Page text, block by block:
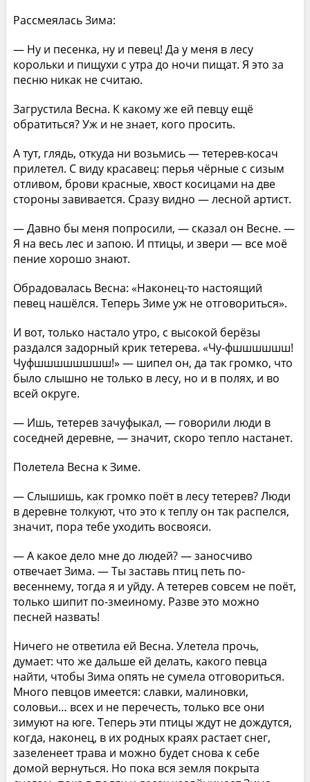
Рассмеялась Зима:
— Ну и песенка, ну и певец! Да у меня в лесу
корольки и пищухи с утра до ночи пищат. Я это за
песню никак не считаю.
Загрустила Весна. К какому же ей певцу ещё
обратиться? Уж и не знает, кого просить.
А тут, глядь, откуда ни возьмись — тетерев-косач
прилетел. С виду красавец: перья чёрные с сизым
отливом, брови красные, хвост косицами на две
стороны завивается. Сразу видно — лесной артист.
— Давно бы меня попросили, — сказал он Весне. —
Я на весь лес и запою. И птицы, и звери — все моё
пение хорошо знают.
Обрадовалась Весна: «Наконец-то настоящий
певец нашёлся. Теперь Зиме уж не отговориться».
И вот, только настало утро, с высокой берёзы
раздался задорный крик тетерева. «Чу-фшшшшшш!
Чуфшшшшшшшш!» — шипел он, да так громко, что
было слышно не только в лесу, но и в полях, и во
всей округе.
— Ишь, тетерев зачуфыкал, — говорили люди в
соседней деревне, — значит, скоро тепло настанет.
Полетела Весна к Зиме.
— Слышишь, как громко поёт в лесу тетерев? Люди
в деревне толкуют, что это к теплу он так распелся,
значит, пора тебе уходить восвояси.
— А какое дело мне до людей? — заносчиво
отвечает Зима. — Ты заставь птиц петь по-
весеннему, тогда я и уйду. А тетерев совсем не поёт,
только шипит по-змеиному. Разве это можно
песней назвать!
Ничего не ответила ей Весна. Улетела прочь,
думает: что же дальше ей делать, какого певца
найти, чтобы Зима опять не сумела отговориться.
Много певцов имеется: славки, малиновки,
соловьи… всех и не перечесть, только все они
зимуют на юге. Теперь эти птицы ждут не дождутся,
когда, наконец, в их родных краях растает снег,
зазеленеет трава и можно будет снова к себе
домой вернуться. Но пока вся земля покрыта